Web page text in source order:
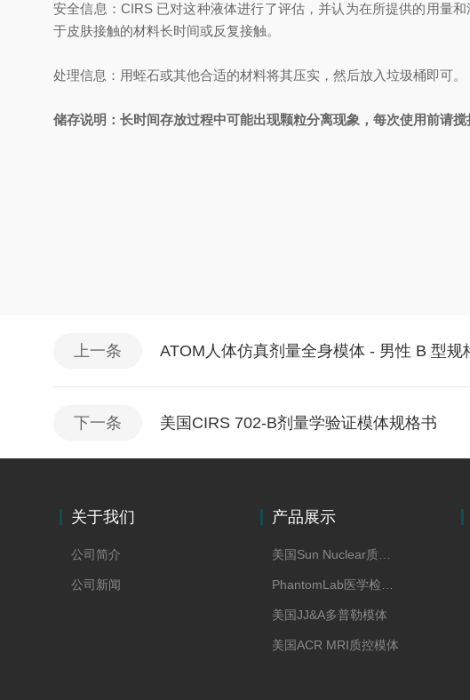
安全信息：CIRS 已对这种液体进行了评估，并认为在所提供的用量
于皮肤接触的材料长时间或反复接触。
处理信息：用蛭石或其他合适的材料将其压实，然后放入垃圾桶即可。
储存说明：长时间存放过程中可能出现颗粒分离现象，每次使用前请
上一条 ATOM人体仿真剂量全身模体 - 男性 B 型规
下一条 美国CIRS 702-B剂量学验证模体规格书
关于我们
公司简介
公司新闻
产品展示
美国JJ&A多普勒模体
美国ACR MRI质控模体